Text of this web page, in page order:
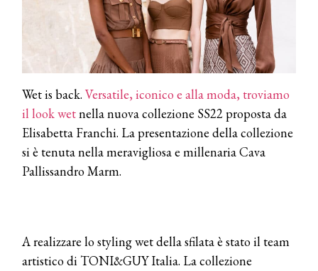
Wet is back. Versatile, iconico e alla moda, troviamo
il look wetnella nuova collezione SS22 proposta da
Elisabetta Franchi. La presentazione della collezione
si è tenuta nella meravigliosa e millenaria Cava
Pallissandro Marm.
A realizzare lo styling wet della sfilata è stato il team
artistico di TONI&GUY Italia. La collezione